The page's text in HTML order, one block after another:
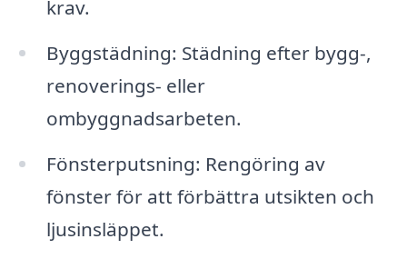
krav.
Byggstädning: Städning efter bygg-,
renoverings- eller
ombyggnadsarbeten.
Fönsterputsning: Rengöring av
fönster för att förbättra utsikten och
ljusinsläppet.